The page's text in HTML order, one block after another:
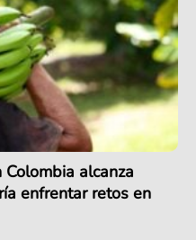
alcanza
enfrentar retos en